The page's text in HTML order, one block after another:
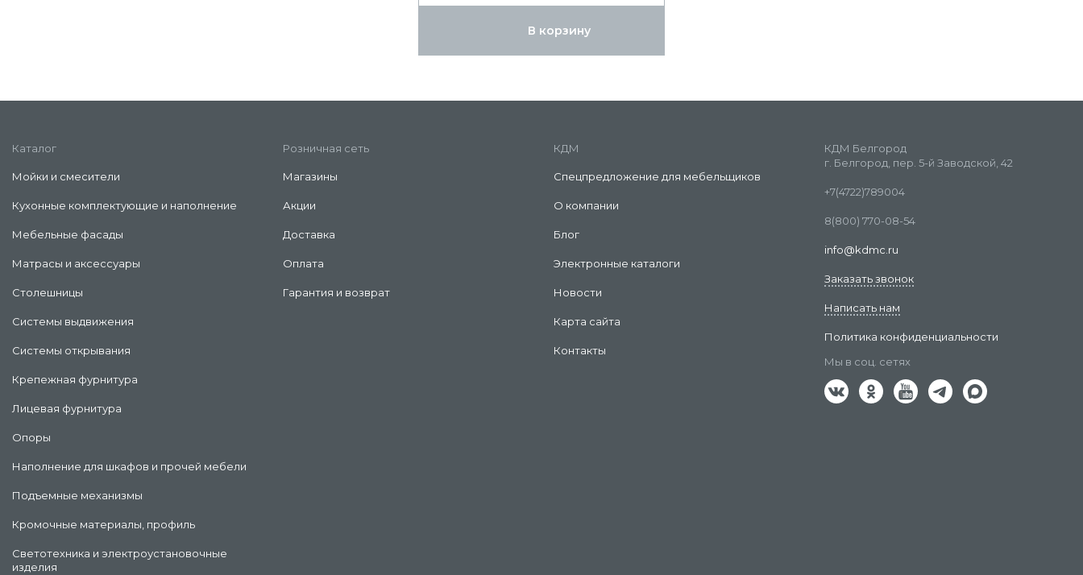
В корзину
Каталог
Мойки и смесители
Кухонные комплектующие и наполнение
Мебельные фасады
Матрасы и аксессуары
Столешницы
Системы выдвижения
Системы открывания
Крепежная фурнитура
Лицевая фурнитура
Опоры
Наполнение для шкафов и прочей мебели
Подъемные механизмы
Кромочные материалы, профиль
Светотехника и электроустановочные
изделия
Розничная сеть
Магазины
Акции
Доставка
Оплата
Гарантия и возврат
КДМ
Спецпредложение для мебельщиков
О компании
Блог
Электронные каталоги
Новости
Карта сайта
Контакты
КДМ Белгород
г. Белгород, пер. 5-й Заводской, 42
+7(4722)789004
8(800) 770-08-54
info@kdmc.ru
Заказать звонок
Написать нам
Политика конфиденциальности
Мы в соц. сетях